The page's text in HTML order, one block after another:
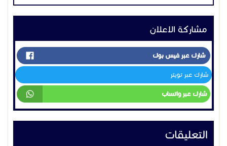
مشاركة الاعلان
شارك عبر فيس بوك
شارك عبر تويتر
شارك عبر واتساب
التعليقات